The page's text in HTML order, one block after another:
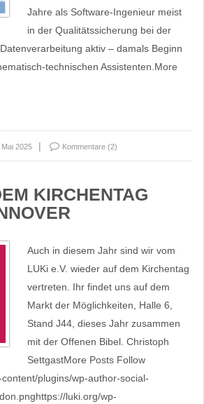
Jahre als Software-Ingenieur meist
in der Qualitätssicherung bei der
aktiv – damals Beginn
technischen Assistenten.More
Mai 2025 Kommentare (2)
KIRCHENTAG
Auch in diesem Jahr sind wir vom
LUKi e.V. wieder auf dem Kirchentag
vertreten. Ihr findet uns auf dem
Markt der Möglichkeiten, Halle 6,
Stand J44, dieses Jahr zusammen
mit der Offenen Bibel. Christoph
SettgastMore Posts Follow
plugins/wp-author-social-
luki.org/wp-